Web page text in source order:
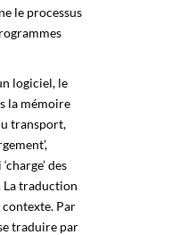
le processus
logiciel, le
la mémoire
transport,
des
La traduction
contexte. Par
traduire par